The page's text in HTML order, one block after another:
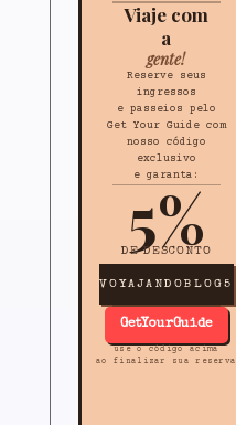
Viaje com
a
gente!
Reserve seus
ingressos
e passeios pelo
Get Your Guide com
nosso código
exclusivo
e garanta:
5%
DE DESCONTO
VOYAJANDOBLOG5
GetYourGuide
use o código acima
ao finalizar sua reserva